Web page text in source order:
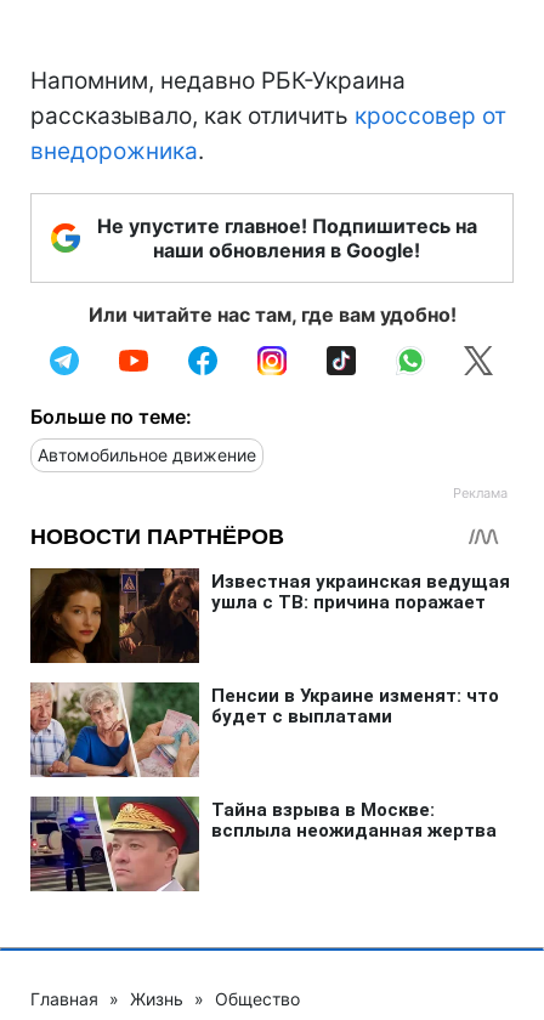
Напомним, недавно РБК-Украина
рассказывало, как отличить кроссовер от
внедорожника.
Не упустите главное! Подпишитесь на
наши обновления в Google!
Или читайте нас там, где вам удобно!
Больше по теме:
Автомобильное движение
Главная » Жизнь » Общество